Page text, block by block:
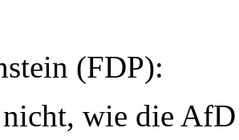
(FDP):
wie die AfD